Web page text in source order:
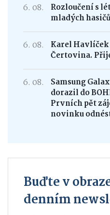
6. 08.
Rozloučení s
mladých
6. 08.
Karel
Čertovina.
6. 08.
Samsung
dorazil do
Prvních pět
novinku
Buďte v
denním